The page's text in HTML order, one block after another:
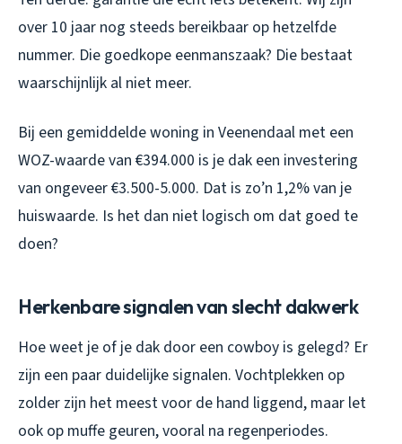
over 10 jaar nog steeds bereikbaar op hetzelfde
nummer. Die goedkope eenmanszaak? Die bestaat
waarschijnlijk al niet meer.
Bij een gemiddelde woning in Veenendaal met een
WOZ-waarde van €394.000 is je dak een investering
van ongeveer €3.500-5.000. Dat is zo’n 1,2% van je
huiswaarde. Is het dan niet logisch om dat goed te
doen?
Herkenbare signalen van slecht dakwerk
Hoe weet je of je dak door een cowboy is gelegd? Er
zijn een paar duidelijke signalen. Vochtplekken op
zolder zijn het meest voor de hand liggend, maar let
ook op muffe geuren, vooral na regenperiodes.